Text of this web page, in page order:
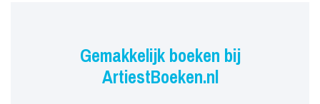
Gemakkelijk boeken bij
ArtiestBoeken.nl